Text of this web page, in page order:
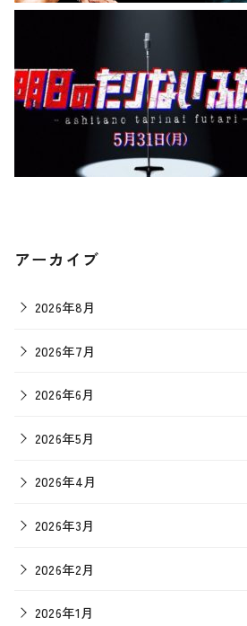
アーカイブ
2026年8月
2026年7月
2026年6月
2026年5月
2026年4月
2026年3月
2026年2月
2026年1月